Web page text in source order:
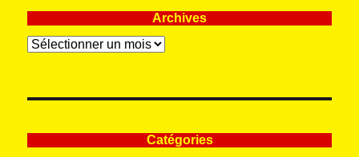
Archives
Archives
Catégories